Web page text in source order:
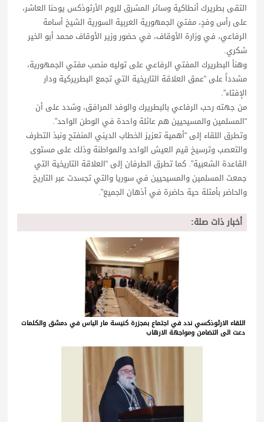
التقى بطريرك أنطاكية وسائر المشرق للروم الأرثوذكس يوحنا العاشر،
على رأس وفدٍ، مفتيَ الجمهورية العربية السورية الشيخ أسامة
الرفاعي، في وزارة الأوقاف، في حضور وزير الأوقاف محمد أبو الخير
شكري.
وهنأ البطريرك المفتي الرفاعي على توليه منصب مفتي الجمهورية،
مشدداً على “عمق العلاقة التاريخية التي تجمع البطريركية ودار
الإفتاء”.
من جهته رحب الرفاعي بالبطريرك والوفد المرافق، وشدد على أن
“المسلمين والمسيحيين هم عائلة واحدة في الوطن الواحد”.
وتطرق اللقاء إلى “أهمية تعزيز الخطاب الديني المنفتح ونبذ التطرف
والتعصب وترسيخ قيم العيش الواحد والمواطنة وذلك على مستوى
القاعدة الشعبية”. كما تطرق الطرفان إلى “العلاقة التاريخية التي
جمعت المسلمين والمسيحيين في سوريا والتي تجسدت عبر التاريخ
والحاضر بأمثلة حية حاضرة في أذهان الجميع”.
أخبار ذات صلة:
اللقاء الارثوذكسي ندد في اجتماع بمجزرة كنيسة مار الياس في دمشق والكلمات
دعت الى التضامن ومواجهة الارهاب